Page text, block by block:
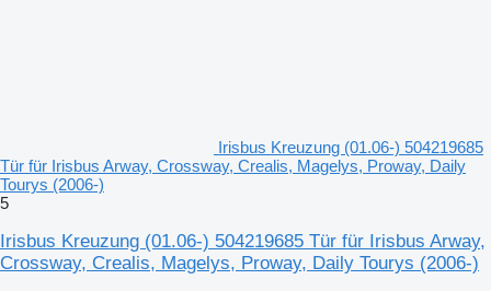
Irisbus Kreuzung (01.06-) 504219685
Tür für Irisbus Arway, Crossway, Crealis, Magelys, Proway, Daily
Tourys (2006-)
5
Irisbus Kreuzung (01.06-) 504219685 Tür für Irisbus Arway,
Crossway, Crealis, Magelys, Proway, Daily Tourys (2006-)